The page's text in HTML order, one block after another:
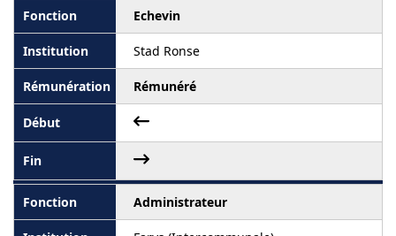
Echevin
Stad Ronse
Rémunéré
Administrateur